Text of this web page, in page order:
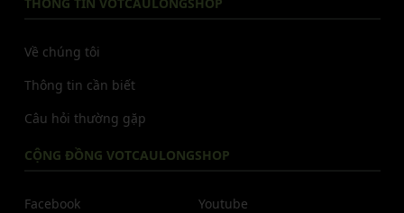
Về chúng tôi
Thông tin cần biết
Câu hỏi thường gặp
CỘNG ĐỒNG VOTCAULONGSHOP
Facebook
Youtube